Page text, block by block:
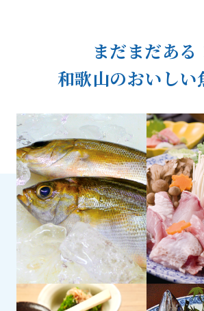
まだまだある
和歌山のおいしい